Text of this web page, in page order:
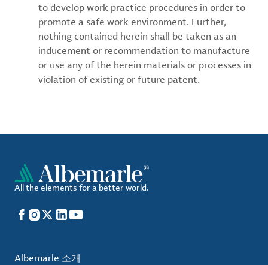
to develop work practice procedures in order to
promote a safe work environment. Further,
nothing contained herein shall be taken as an
inducement or recommendation to manufacture
or use any of the herein materials or processes in
violation of existing or future patent.
All the elements for a better world.
Facebook
Instagram
X LinkedIn
YouTube
Albemarle 소개